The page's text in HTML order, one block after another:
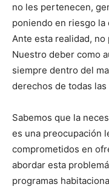
no les pertenecen,
poniendo en riesgo la
Ante esta realidad,
Nuestro deber como
siempre dentro del
derechos de todas
Sabemos que la
es una preocupación
comprometidos en
abordar esta
programas